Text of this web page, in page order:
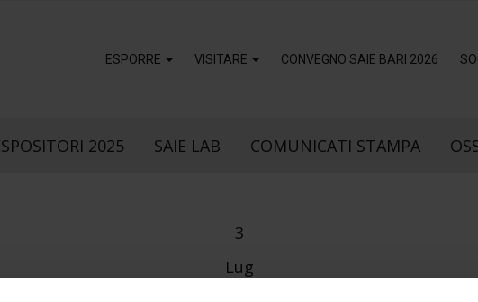
ESPORRE VISITARE CONVEGNO SAIE BARI 2026
2025 SAIE LAB COMUNICATI STAMPA
3
Lug